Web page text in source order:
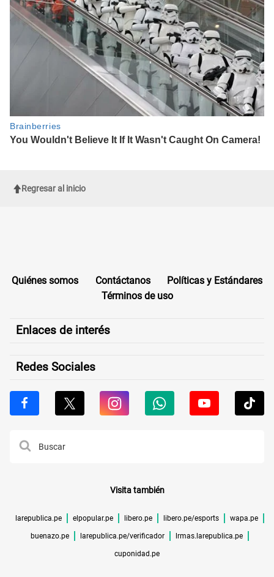
Regresar al inicio
Quiénes somos Contáctanos
Políticas y Estándares
Términos de uso
Enlaces de interés
Redes Sociales
Visita también
larepublica.pe elpopular.pe libero.pe libero.pe/esports wapa.pe
buenazo.pe larepublica.pe/verificador lrmas.larepublica.pe
cuponidad.pe